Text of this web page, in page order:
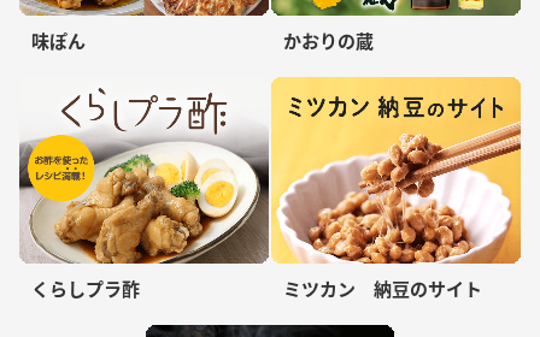
味ぽん かおりの蔵
くらしプラ酢 ミツカン 納豆のサイト